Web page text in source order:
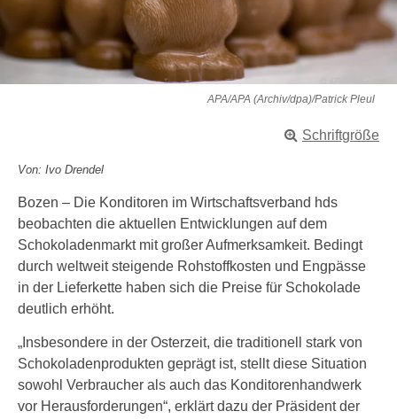
APA/APA (Archiv/dpa)/Patrick Pleul
Schriftgröße
Von: Ivo Drendel
Bozen – Die Konditoren im Wirtschaftsverband hds
beobachten die aktuellen Entwicklungen auf dem
Schokoladenmarkt mit großer Aufmerksamkeit. Bedingt
durch weltweit steigende Rohstoffkosten und Engpässe
in der Lieferkette haben sich die Preise für Schokolade
deutlich erhöht.
„Insbesondere in der Osterzeit, die traditionell stark von
Schokoladenprodukten geprägt ist, stellt diese Situation
sowohl Verbraucher als auch das Konditorenhandwerk
vor Herausforderungen“, erklärt dazu der Präsident der